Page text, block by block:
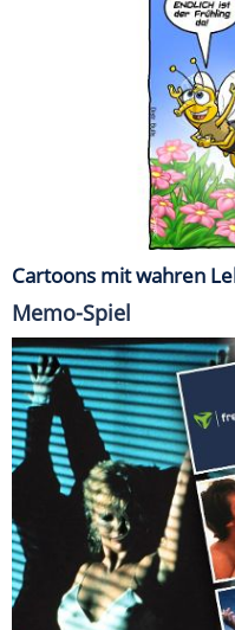
Cartoons mit wahren
Memo-Spiel